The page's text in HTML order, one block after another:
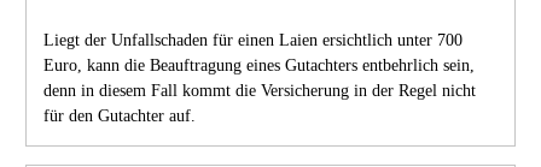
Liegt der Unfallschaden für einen Laien ersichtlich unter 700
Euro, kann die Beauftragung eines Gutachters entbehrlich sein,
denn in diesem Fall kommt die Versicherung in der Regel nicht
für den Gutachter auf.